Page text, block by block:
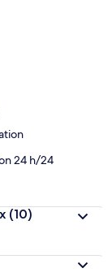
24 h/24
(10)